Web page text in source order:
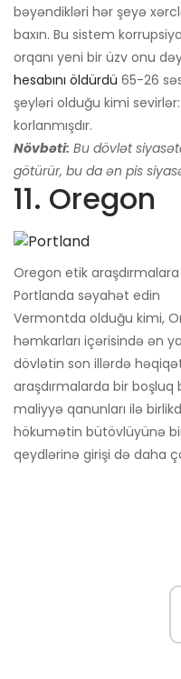
bəyəndikləri hər şeyə
baxın. Bu sistem
orqanı yeni bir üzv onu
hesabını öldürdü 65-26
şeyləri olduğu kimi
korlanmışdır.
Növbəti: Bu dövlət
götürür, bu da ən pis
11. Oregon
Oregon etik
Portlanda səyahət edin
Vermontda olduğu kimi,
həmkarları içərisində ən
dövlətin son illərdə
araşdırmalarda bir boşluq
maliyyə qanunları ilə
hökumətin bütövlüyünə bir
qeydlərinə girişi də daha